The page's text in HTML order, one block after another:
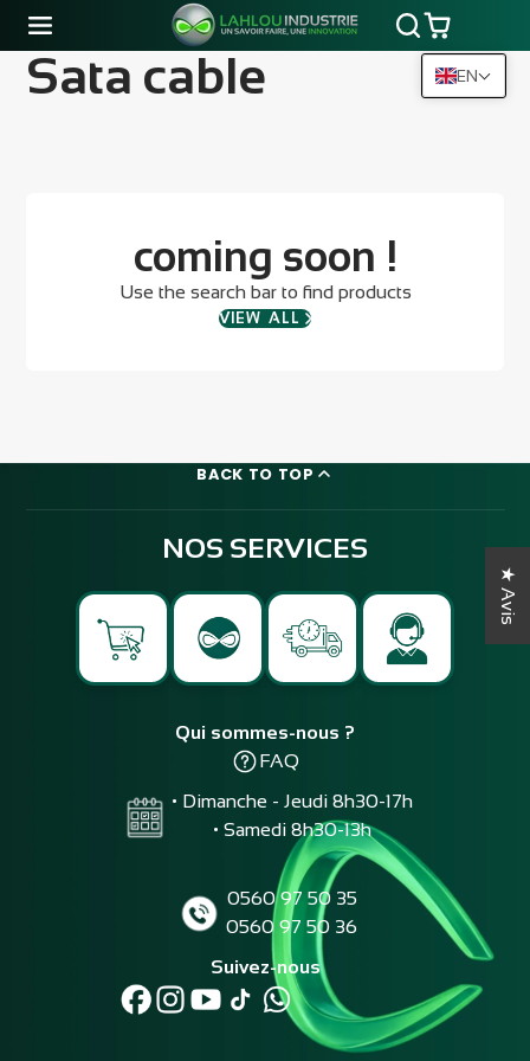
Sata cable
coming soon !
Use the search bar to find products
VIEW ALL
BACK TO TOP
NOS SERVICES
Qui sommes-nous ?
FAQ
• Dimanche - Jeudi 8h30-17h
• Samedi 8h30-13h
0560 97 50 35
0560 97 50 36
Suivez-nous
★ Avis
EN